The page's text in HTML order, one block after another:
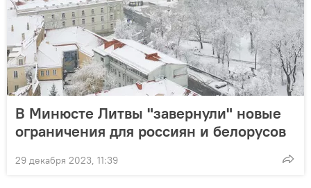
В Минюсте Литвы "завернули" новые
ограничения для россиян и белорусов
29 декабря 2023, 11:39